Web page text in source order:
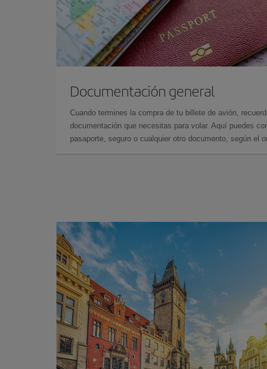
Documentación general
Cuando termines la compra de tu billete de avión,
documentación que necesitas para volar. Aquí puedes
pasaporte, seguro o cualquier otro documento, según el